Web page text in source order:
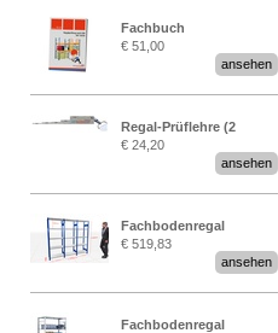
Fachbuch
„Regalprüfung nach DIN
€ 51,00
ansehen
Regal-Prüflehre (2
Stück)
€ 24,20
ansehen
Fachbodenregal
Stecksystem MultiPlus
2,25 Meter breit
€ 519,83
ansehen
Fachbodenregal